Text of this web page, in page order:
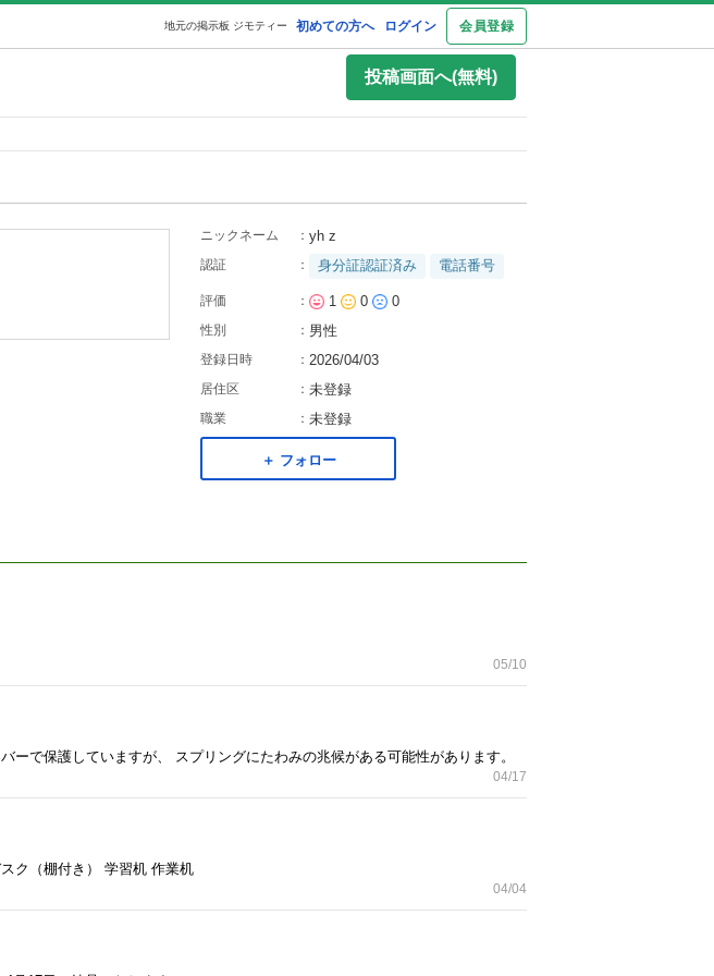
初めての方へ ログイン 会員登録
地元の掲示板 ジモティー
投稿画面へ(無料)
ニックネーム ： yh z
認証 ： 身分証認証済み 電話番号
評価 ： 1 0 0
性別 ： 男性
登録日時 ： 2026/04/03
居住区 ： 未登録
職業 ： 未登録
＋ フォロー
05/10
で保護していますが、 スプリングにたわみの兆候がある可能性があります。
04/17
ク（棚付き） 学習机 作業机
04/04